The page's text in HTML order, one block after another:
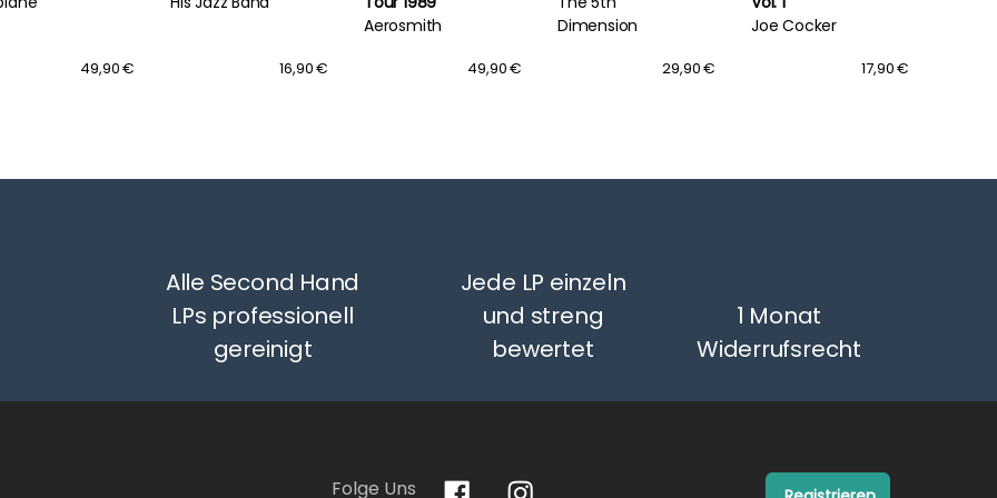
49,90 € 16,90 €
Aerosmith
49,90 €
Dimension
29,90 €
Joe Cocker
17,90 €
Alle Second Hand
LPs professionell
gereinigt
Jede LP einzeln
und streng
bewertet
1 Monat
Widerrufsrecht
Folge Uns